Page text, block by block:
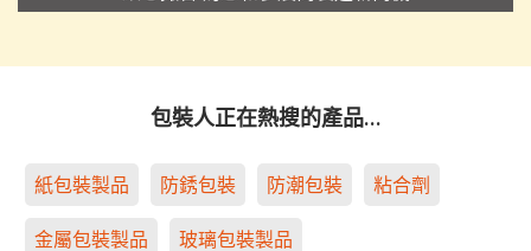
包裝人正在熱搜的產品…
紙包裝製品 防銹包裝 防潮包裝 粘合劑
金屬包裝製品 玻璃包裝製品